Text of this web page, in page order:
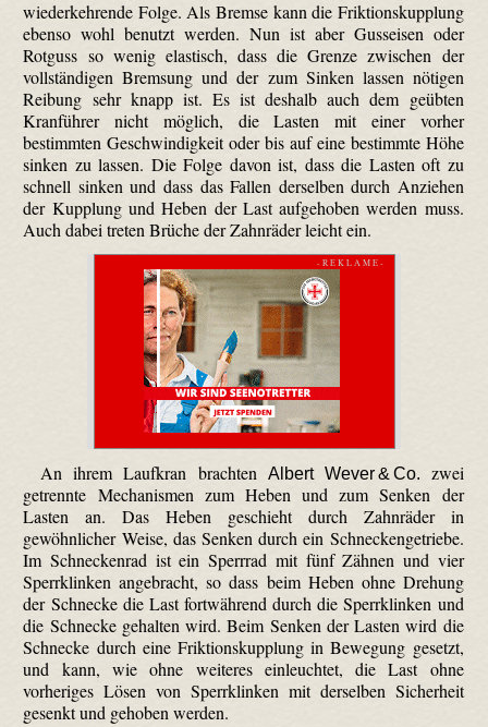
wiederkehrende Folge. Als Bremse kann die Friktions­kupplung
ebenso wohl benutzt werden. Nun ist aber Gusseisen oder
Rotguss so wenig elastisch, dass die Grenze zwischen der
vollständigen Bremsung und der zum Sinken lassen nötigen
Reibung sehr knapp ist. Es ist deshalb auch dem geübten
Kranführer nicht möglich, die Lasten mit einer vorher
bestimmten Geschwindigkeit oder bis auf eine bestimmte Höhe
sinken zu lassen. Die Folge davon ist, dass die Lasten oft zu
schnell sinken und dass das Fallen derselben durch Anziehen
der Kupplung und Heben der Last aufgehoben werden muss.
Auch dabei treten Brüche der Zahnräder leicht ein.
- R E K L A M E -
An ihrem Laufkran brachten Albert Wever & Co.
zwei
getrennte Mechanismen zum Heben und zum Senken der
Lasten an. Das Heben geschieht durch Zahnräder in
gewöhnlicher Weise, das Senken durch ein Schneckengetriebe.
Im Schnecken­rad ist ein Sperrrad mit fünf Zähnen und vier
Sperrklinken angebracht, so dass beim Heben ohne Drehung
der Schnecke die Last fortwährend durch die Sperrklinken und
die Schnecke gehalten wird. Beim Senken der Lasten wird die
Schnecke durch eine Friktions­kupplung in Bewegung gesetzt,
und kann, wie ohne weiteres einleuchtet, die Last ohne
vorheriges Lösen von Sperrklinken mit derselben Sicherheit
gesenkt und gehoben werden.